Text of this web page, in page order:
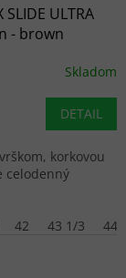
ULTRA
- brown
Skladom
DETAIL
korkovou
celodenný
42 43 1/3 44